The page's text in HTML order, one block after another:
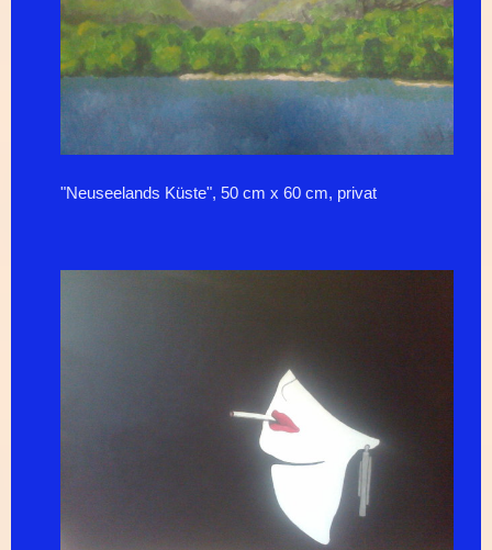
"Neuseelands Küste", 50 cm x 60 cm, privat